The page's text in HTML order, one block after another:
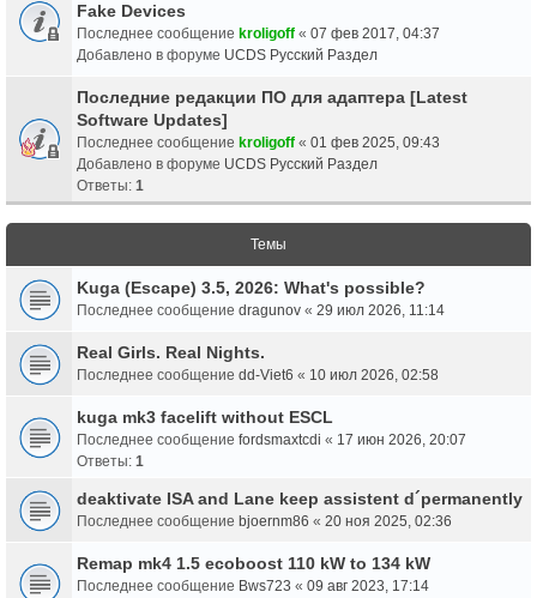
Fake Devices
Последнее сообщение kroligoff « 07 фев 2017, 04:37
Добавлено в форуме UCDS Русский Раздел
Последние редакции ПО для адаптера [Latest
Software Updates]
Последнее сообщение kroligoff « 01 фев 2025, 09:43
Добавлено в форуме UCDS Русский Раздел
Ответы: 1
Темы
Kuga (Escape) 3.5, 2026: What's possible?
Последнее сообщение dragunov « 29 июл 2026, 11:14
Real Girls. Real Nights.
Последнее сообщение dd-Viet6 « 10 июл 2026, 02:58
kuga mk3 facelift without ESCL
Последнее сообщение fordsmaxtcdi « 17 июн 2026, 20:07
Ответы: 1
deaktivate ISA and Lane keep assistent d´permanently
Последнее сообщение bjoernm86 « 20 ноя 2025, 02:36
Remap mk4 1.5 ecoboost 110 kW to 134 kW
Последнее сообщение Bws723 « 09 авг 2023, 17:14